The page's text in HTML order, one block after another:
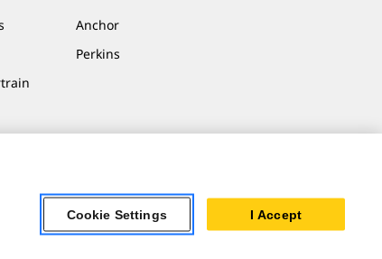
Anchor
Perkins
Cookie Settings I Accept